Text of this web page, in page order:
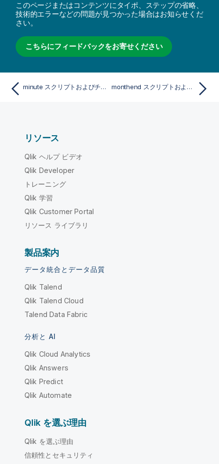
このページまたはコンテンツにタイポ、ステップの省略、
技術的エラーなどの問題が見つかった場合はお知らせくだ
さい。
こちらにフィードバックをお寄せください
minute スクリプトおよびチャート関数 monthend スクリプトおよびチャート関数
リソース
Qlik ヘルプ ビデオ
Qlik Developer
トレーニング
Qlik 学習
Qlik Customer Portal
リソース ライブラリ
製品案内
データ統合とデータ品質
Qlik Talend
Qlik Talend Cloud
Talend Data Fabric
分析と AI
Qlik Cloud Analytics
Qlik Answers
Qlik Predict
Qlik Automate
Qlik を選ぶ理由
Qlik を選ぶ理由
信頼性とセキュリティ